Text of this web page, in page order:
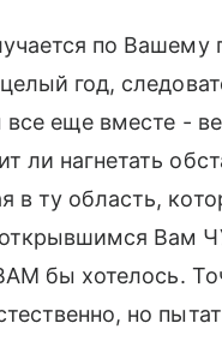
по
год,
еще вместе -
ли нагнетать
в ту область,
открывшимся
бы хотелось.
но